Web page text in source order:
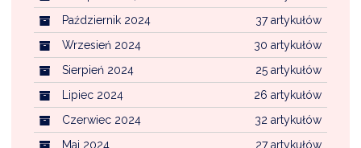
37 artykułów
Październik 2024
30 artykułów
Wrzesień 2024
25 artykułów
Sierpień 2024
26 artykułów
Lipiec 2024
32 artykułów
Czerwiec 2024
27 artykułów
Maj 2024